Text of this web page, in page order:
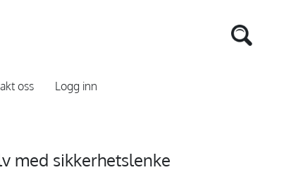
oss Logg inn
med sikkerhetslenke